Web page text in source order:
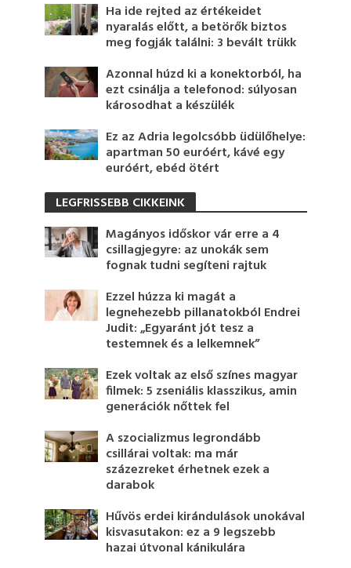
Ha ide rejted az értékeidet
nyaralás előtt, a betörők biztos
meg fogják találni: 3 bevált trükk
Azonnal húzd ki a konektorból, ha
ezt csinálja a telefonod: súlyosan
károsodhat a készülék
Ez az Adria legolcsóbb üdülőhelye:
apartman 50 euróért, kávé egy
euróért, ebéd ötért
LEGFRISSEBB CIKKEINK
Magányos időskor vár erre a 4
csillagjegyre: az unokák sem
fognak tudni segíteni rajtuk
Ezzel húzza ki magát a
legnehezebb pillanatokból Endrei
Judit: „Egyaránt jót tesz a
testemnek és a lelkemnek”
Ezek voltak az első színes magyar
filmek: 5 zseniális klasszikus, amin
generációk nőttek fel
A szocializmus legrondább
csillárai voltak: ma már
százezreket érhetnek ezek a
darabok
Hűvös erdei kirándulások unokával
kisvasutakon: ez a 9 legszebb
hazai útvonal kánikulára